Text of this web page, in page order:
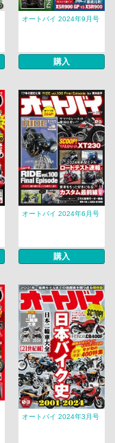
オートバイ 2024年9月号
購入
オートバイ 2024年6月号
購入
オートバイ 2024年3月号